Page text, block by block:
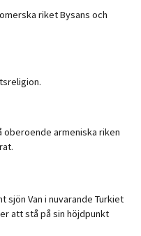
riket Bysans och
armeniska riken
sjön Van i nuvarande Turkiet
att stå på sin höjdpunkt